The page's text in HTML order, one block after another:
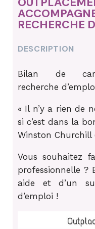
RECHERCHE
DESCRIPTION
Bilan de
recherche
« Il n’y a rien de
si c’est dans la
Winston Churchill
Vous souhaitez
professionnelle ?
aide et d’un
d’emploi !